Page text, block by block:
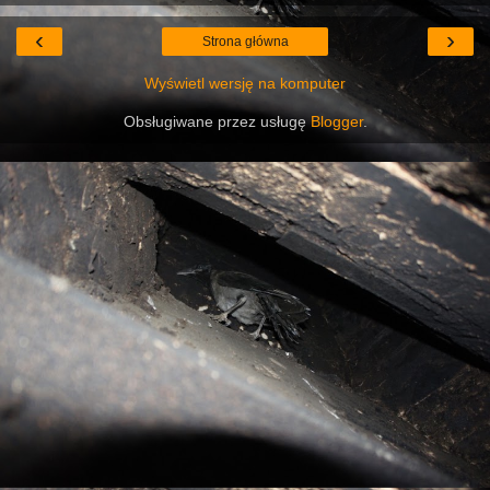
‹ ›
Strona główna
Wyświetl wersję na komputer
Obsługiwane przez usługęBlogger.